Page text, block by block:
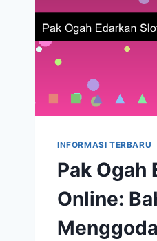
INFORMASI TERBARU
Pak Ogah
Online:
Menggoda